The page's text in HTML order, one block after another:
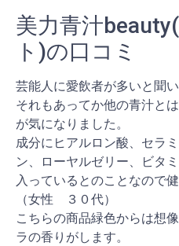
美力青汁
ト)の口コミ
芸能人に愛飲者が多いと聞
それもあってか他の青汁と
が気になりました。
成分にヒアルロン酸、セラ
ン、ローヤルゼリー、ビタ
入っているとのことなので
（女性 ３０代）
こちらの商品緑色からは想
ラの香りがします。